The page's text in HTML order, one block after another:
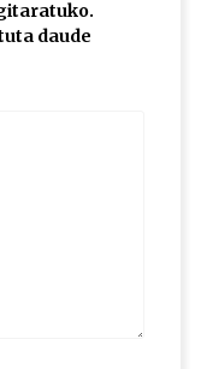
daude